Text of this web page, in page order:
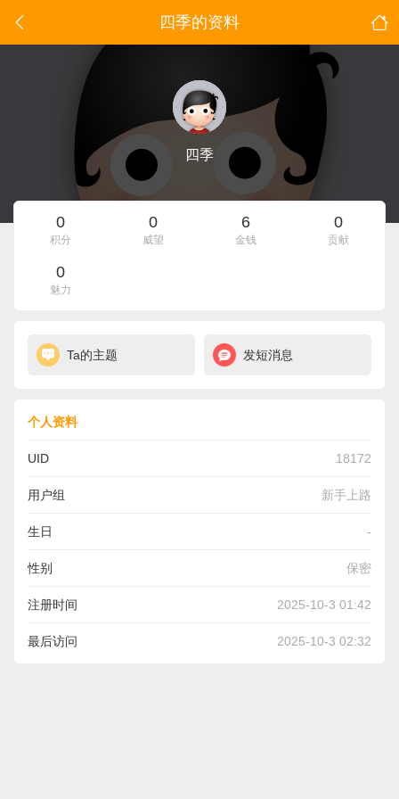
四季的资料
四季
0
积分
0
威望
6
金钱
0
贡献
0
魅力
Ta的主题 发短消息
个人资料
UID 18172
用户组 新手上路
生日 -
性别 保密
注册时间 2025-10-3 01:42
最后访问 2025-10-3 02:32